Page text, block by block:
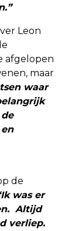
Leon
afgelopen
maar
waar
de
was er
Altijd
verliep.